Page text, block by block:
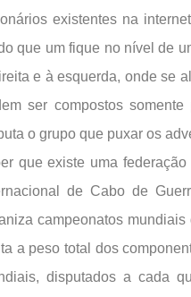
existentes na
que um fique no nível de
e à esquerda, onde se
ser compostos
o grupo que puxar os
que existe uma
de Cabo de
campeonatos
a peso total dos
disputados a cada